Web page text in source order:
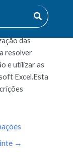
permitir
das
resolver
e utilizar as
Excel.Esta
→